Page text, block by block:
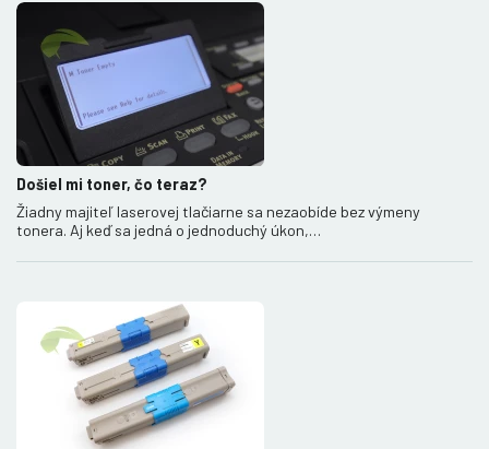
Došiel mi toner, čo teraz?
Žiadny majiteľ laserovej tlačiarne sa nezaobíde bez výmeny
tonera. Aj keď sa jedná o jednoduchý úkon,…